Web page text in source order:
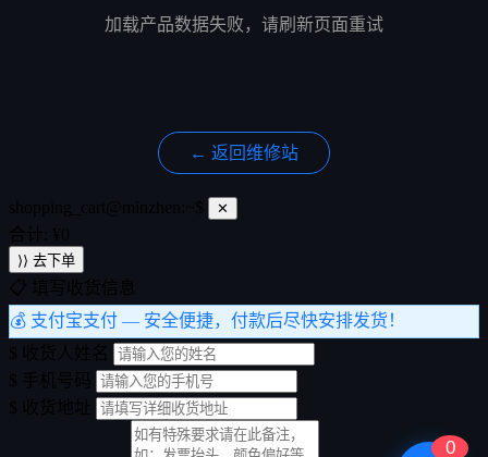
加载产品数据失败，请刷新页面重试
← 返回维修站
0
✕
⟩⟩ 去下单
💰 支付宝支付 — 安全便捷，付款后尽快安排发货！